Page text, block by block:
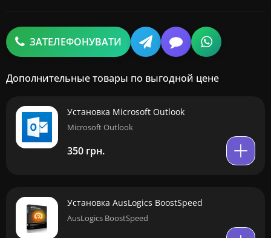
ЗАТЕЛЕФОНУВАТИ
Дополнительные товары по выгодной цене
Установка Microsoft Outlook
Microsoft Outlook
350 грн.
Установка AusLogics BoostSpeed
AusLogics BoostSpeed